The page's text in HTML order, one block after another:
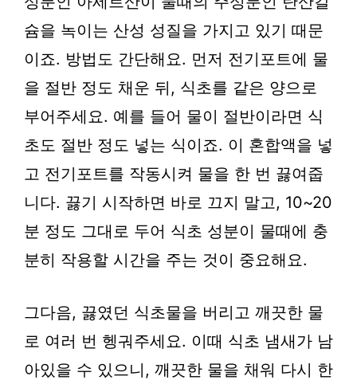
슘을 녹이는 산성 성질을 가지고 있기 때문
이죠. 방법도 간단해요. 먼저 전기포트에 물
을 절반 정도 채운 뒤, 식초를 같은 양으로
부어주세요. 예를 들어 물이 절반이라면 식
초도 절반 정도 넣는 식이죠. 이 혼합액을 넣
고 전기포트를 작동시켜 물을 한 번 끓여줍
니다. 끓기 시작하면 바로 끄지 말고, 10~20
분 정도 그대로 두어 식초 성분이 물때에 충
분히 작용할 시간을 주는 것이 중요해요.
그다음, 끓였던 식초물을 버리고 깨끗한 물
로 여러 번 헹궈주세요. 이때 식초 냄새가 남
아있을 수 있으니, 깨끗한 물을 채워 다시 한